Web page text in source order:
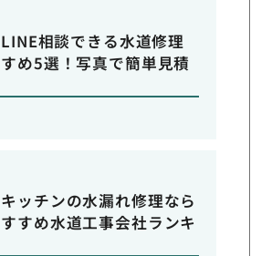
相談できる水道修理
め5選！写真で簡単見積
ッチンの水漏れ修理なら
すめ水道工事会社ランキ